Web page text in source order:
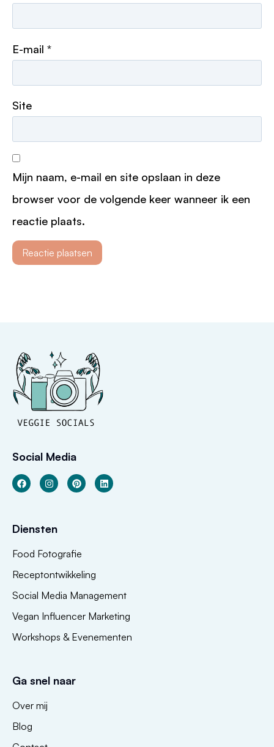
E-mail *
Site
Mijn naam, e-mail en site opslaan in deze
browser voor de volgende keer wanneer ik een
reactie plaats.
Social Media
Diensten
Food Fotografie
Receptontwikkeling
Social Media Management
Vegan Influencer Marketing
Workshops & Evenementen
Ga snel naar
Over mij
Blog